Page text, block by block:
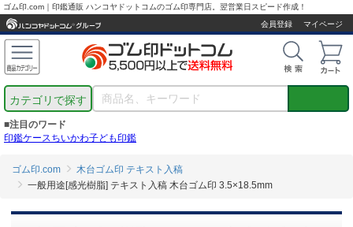
ゴム印.com｜印鑑通販 ハンコヤドットコムのゴム印専門店。翌営業日スピード作成！
会員登録
マイページ
カテゴリで探す
■注目のワード
印鑑ケースちいかわ子ども印鑑
ゴム印.com
木台ゴム印 テキスト入稿
一般用途[感光樹脂] テキスト入稿 木台ゴム印 3.5×18.5mm